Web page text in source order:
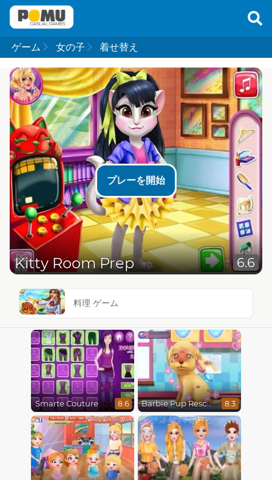
ゲーム 女の子 着せ替え
プレーを開始
Kitty Room Prep 6.6
料理 ゲーム
Smarte Couture 8.6 Barbie Pup Rescue 8.3